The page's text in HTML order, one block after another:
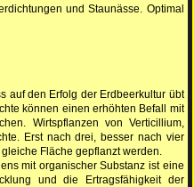
und Staunässe. Optimal
auf den Erfolg der Erdbeerkultur übt
können einen erhöhten Befall mit
Wirtspflanzen von Verticillium,
Erst nach drei, besser nach vier
Fläche gepflanzt werden.
mit organischer Substanz ist eine
und die Ertragsfähigkeit der